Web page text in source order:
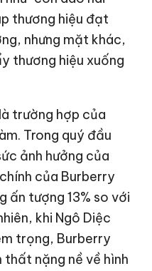
thương hiệu đạt
nhưng mặt khác,
thương hiệu xuống
trường hợp của
Trong quý đầu
ảnh hưởng của
của Burberry
ấn tượng 13% so với
khi Ngô Diệc
trọng, Burberry
thất nặng nề về hình